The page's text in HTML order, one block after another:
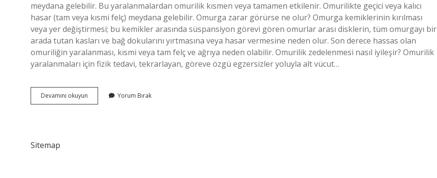
meydana gelebilir. Bu yaralanmalardan omurilik kısmen veya tamamen etkilenir. Omurilikte geçici veya kalıcı
hasar (tam veya kısmi felç) meydana gelebilir. Omurga zarar görürse ne olur? Omurga kemiklerinin kırılması
veya yer değiştirmesi; bu kemikler arasında süspansiyon görevi gören omurlar arası disklerin, tüm omurgayı bir
arada tutan kasları ve bağ dokularını yırtmasına veya hasar vermesine neden olur. Son derece hassas olan
omuriliğin yaralanması, kısmi veya tam felç ve ağrıya neden olabilir. Omurilik zedelenmesi nasıl iyileşir? Omurilik
yaralanmaları için fizik tedavi, tekrarlayan, göreve özgü egzersizler yoluyla alt vücut…
Devamını okuyun Omurilik
Zedelenmesi
Yorum Bırak
Sitemap